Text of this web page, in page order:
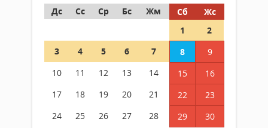
Дс
Сс Ср Бс Жм Сб
Жс
1
2
3
4 5 6 7 8
9
10
11 12 13 14 15
16
17
18 19 20 21 22
23
24
25 26 27 28 29
30